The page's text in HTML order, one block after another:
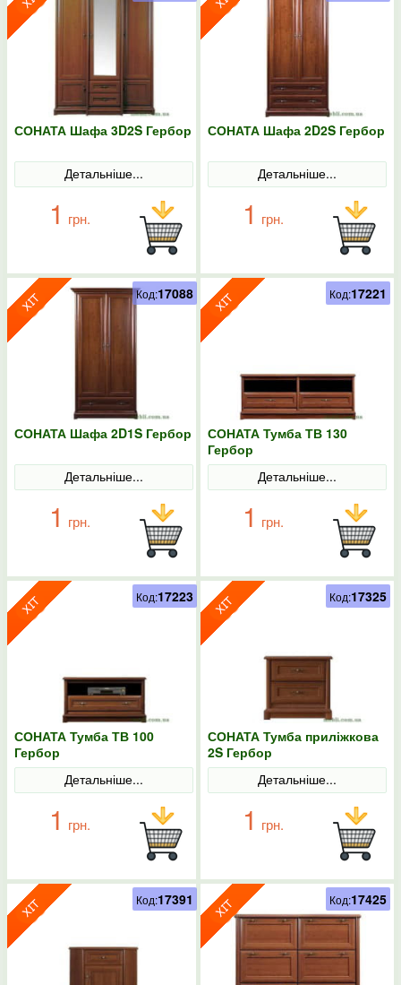
СОНАТА Шафа 3D2S Гербор
Детальніше...
1 грн.
СОНАТА Шафа 2D2S Гербор
Детальніше...
1 грн.
СОНАТА Шафа 2D1S Гербор
Детальніше...
1 грн.
Код:17088
СОНАТА Тумба ТВ 130
Гербор
Детальніше...
1 грн.
Код:17221
СОНАТА Тумба ТВ 100
Гербор
Детальніше...
1 грн.
Код:17223
СОНАТА Тумба приліжкова
2S Гербор
Детальніше...
1 грн.
Код:17325
Код:17391 Код:17425